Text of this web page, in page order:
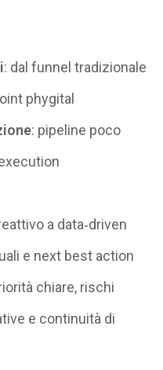
: dal funnel tradizionale
phygital
: pipeline poco
a data‑driven
e next best action
chiare, rischi
e continuità di